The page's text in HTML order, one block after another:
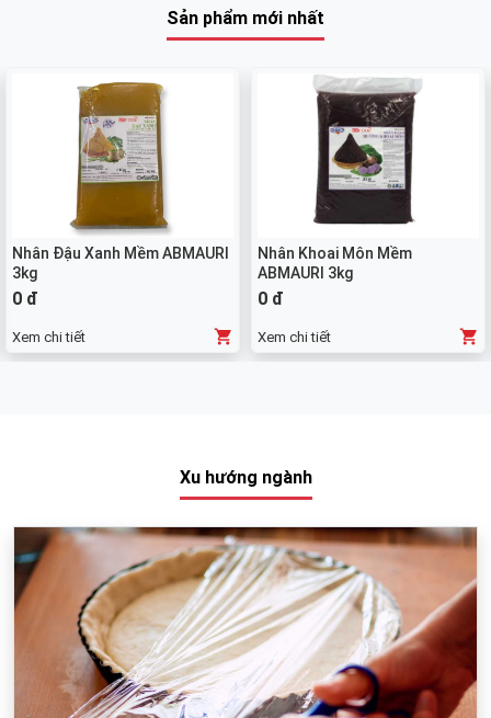
Sản phẩm mới nhất
Nhân Đậu Xanh Mềm ABMAURI
3kg
0 đ
Xem chi tiết
Nhân Khoai Môn Mềm
ABMAURI 3kg
0 đ
Xem chi tiết
Xu hướng ngành